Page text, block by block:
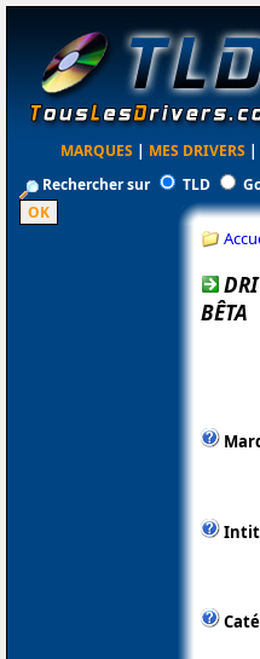
MARQUES | MES DRIVERS |
Rechercher sur
TLD
BÊTA